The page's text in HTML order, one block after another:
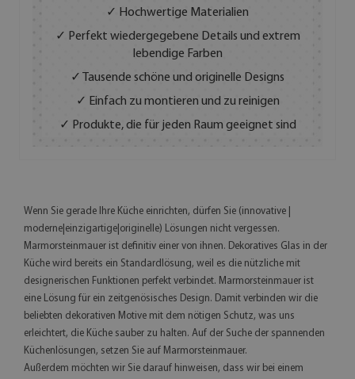
✓ Hochwertige Materialien
✓ Perfekt wiedergegebene Details und extrem
lebendige Farben
✓ Tausende schöne und originelle Designs
✓ Einfach zu montieren und zu reinigen
✓ Produkte, die für jeden Raum geeignet sind
Wenn Sie gerade Ihre Küche einrichten, dürfen Sie (innovative |
moderne|einzigartige|originelle) Lösungen nicht vergessen.
Marmorsteinmauer ist definitiv einer von ihnen. Dekoratives Glas in der
Küche wird bereits ein Standardlösung, weil es die nützliche mit
designerischen Funktionen perfekt verbindet. Marmorsteinmauer ist
eine Lösung für ein zeitgenösisches Design. Damit verbinden wir die
beliebten dekorativen Motive mit dem nötigen Schutz, was uns
erleichtert, die Küche sauber zu halten. Auf der Suche der spannenden
Küchenlösungen, setzen Sie auf Marmorsteinmauer.
Außerdem möchten wir Sie darauf hinweisen, dass wir bei einem